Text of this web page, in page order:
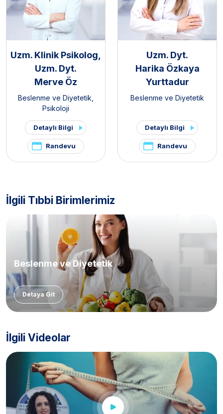
Uzm. Klinik Psikolog,
Uzm. Dyt.
Merve Öz
Beslenme ve Diyetetik
Psikoloji
Detaylı Bilgi
Randevu
Uzm. Dyt.
Harika Özkaya
Yurttadur
Beslenme ve Diyetetik
Detaylı Bilgi
Randevu
İlgili Tıbbi Birimlerimiz
Beslenme ve Diyetetik
Detaya Git
İlgili Videolar